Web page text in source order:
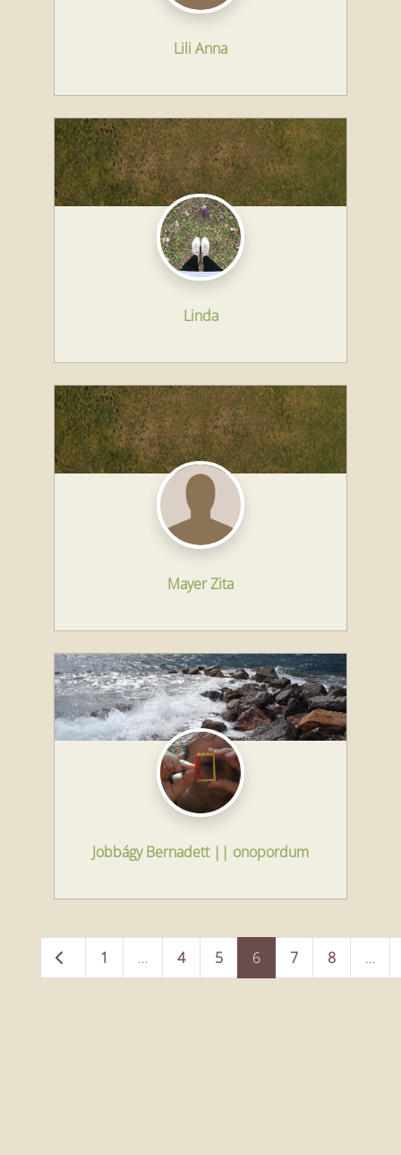
Lili Anna
Linda
Mayer Zita
Jobbágy Bernadett || onopordum
Posts
navigation
Newer posts
1 … 4 5 6 7 8 …